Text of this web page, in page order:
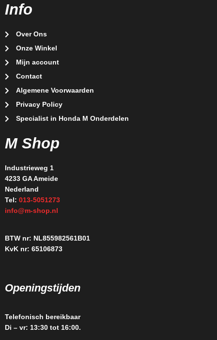
Info
Over Ons
Onze Winkel
Mijn account
Contact
Algemene Voorwaarden
Privacy Policy
Specialist in Honda M Onderdelen
M Shop
Industrieweg 1
4233 GA Ameide
Nederland
Tel: 013-5051273
info@m-shop.nl
BTW nr: NL855982561B01
KvK nr: 65106873
Openingstijden
Telefonisch bereikbaar
Di – vr: 13:30 tot 16:00.